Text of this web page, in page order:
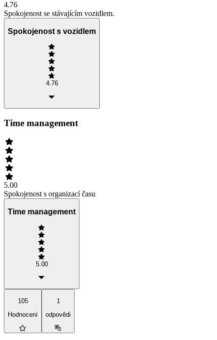
4.76
Spokojenost se stávajícím vozidlem.
Spokojenost s vozidlem
4.76
Time management
5.00
Spokojenost s organizací času
Time management
5.00
105
Hodnocení
1
odpovědi